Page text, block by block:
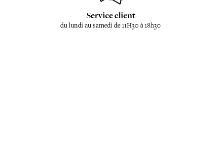
Service client
du lundi au samedi de 11H30 à 18h30